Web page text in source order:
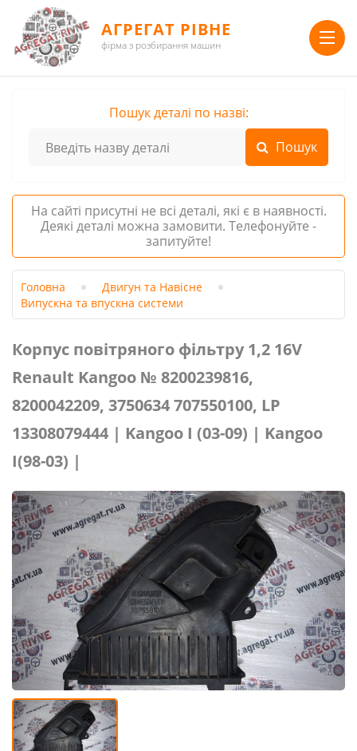
АГРЕГАТ РІВНЕ
фірма з розбирання машин
Пошук деталі по назві:
На сайті присутні не всі деталі, які є в наявності.
Деякі деталі можна замовити. Телефонуйте -
запитуйте!
Головна
Двигун та Навісне
Випускна та впускна системи
Корпус повітряного фільтру 1,2 16V
Renault Kangoo № 8200239816,
8200042209, 3750634 707550100, LP
13308079444 | Kangoo I (03-09) | Kangoo
I(98-03) |